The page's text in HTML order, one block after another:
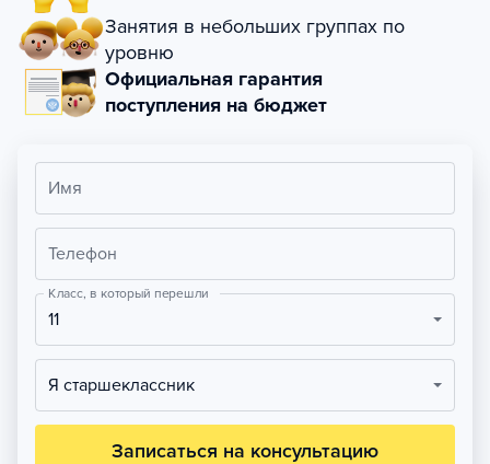
Занятия в небольших группах по
уровню
Официальная гарантия
поступления на бюджет
Имя
Телефон
Класс, в который перешли
11
Я старшеклассник
Записаться на консультацию